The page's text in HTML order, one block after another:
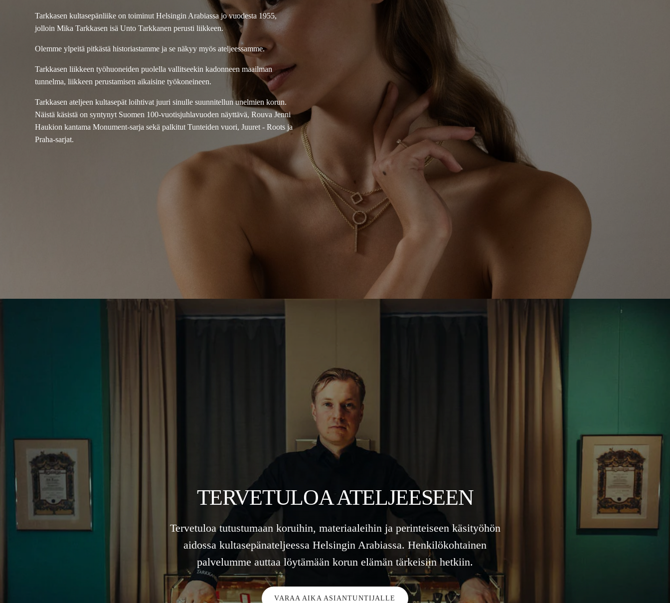
Tarkkasen kultasepänliike on toiminut Helsingin Arabiassa jo vuodesta 1955,
jolloin Mika Tarkkasen isä Unto Tarkkanen perusti liikkeen.
Olemme ylpeitä pitkästä historiastamme ja se näkyy myös ateljeessamme.
Tarkkasen liikkeen työhuoneiden puolella vallitseekin kadonneen maailman
tunnelma, liikkeen perustamisen aikaisine työkoneineen.
Tarkkasen ateljeen kultasepät loihtivat juuri sinulle suunnitellun unelmien korun.
Näistä käsistä on syntynyt Suomen 100-vuotisjuhlavuoden näyttävä, Rouva Jenni
Haukion kantama Monument-sarja sekä palkitut Tunteiden vuori, Juuret - Roots ja
Praha-sarjat.
TERVETULOA ATELJEESEEN
Tervetuloa tutustumaan koruihin, materiaaleihin ja perinteiseen käsityöhön
aidossa kultasepänateljeessa Helsingin Arabiassa. Henkilökohtainen
palvelumme auttaa löytämään korun elämän tärkeisiin hetkiin.
VARAA AIKA ASIANTUNTIJALLE